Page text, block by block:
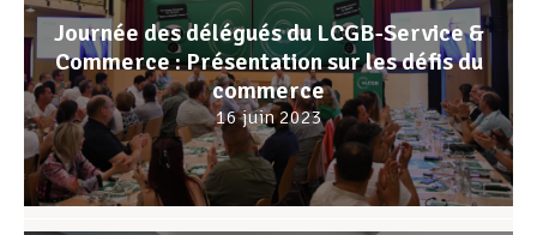
Journée des délégués du LCGB-Service &
Commerce : Présentation sur les défis du
commerce
16 juin 2023